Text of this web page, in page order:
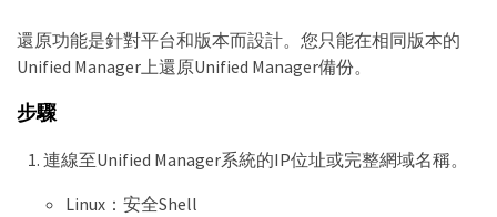
還原功能是針對平台和版本而設計。您只能在相同版本的
Unified Manager上還原Unified Manager備份。
步驟
連線至Unified Manager系統的IP位址或完整網域名稱。
Linux：安全Shell